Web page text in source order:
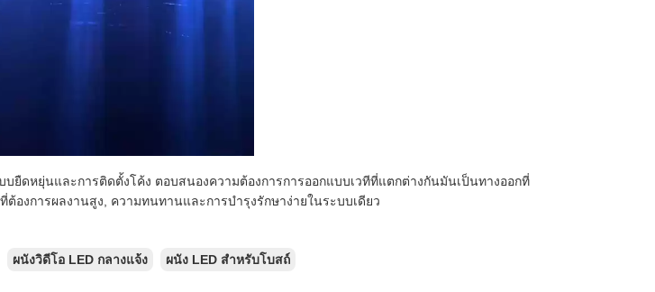
บยืดหยุ่นและการติดตั้งโค้ง ตอบสนองความต้องการการออกแบบเวทีที่แตกต่างกันมันเป็นทางออกที่
องการผลงานสูง, ความทนทานและการบํารุงรักษาง่ายในระบบเดียว
ผนังวิดีโอ LED กลางแจ้ง ผนัง LED สำหรับโบสถ์